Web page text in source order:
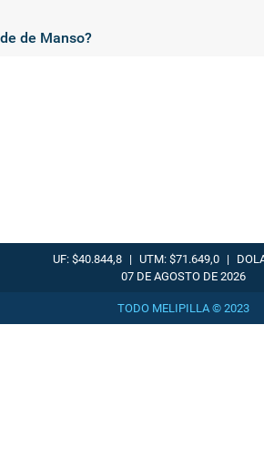
de Manso?
UF: $40.844,8 | UTM: $71.649,0 |
07 DE AGOSTO DE 2026
TODO MELIPILLA © 2023